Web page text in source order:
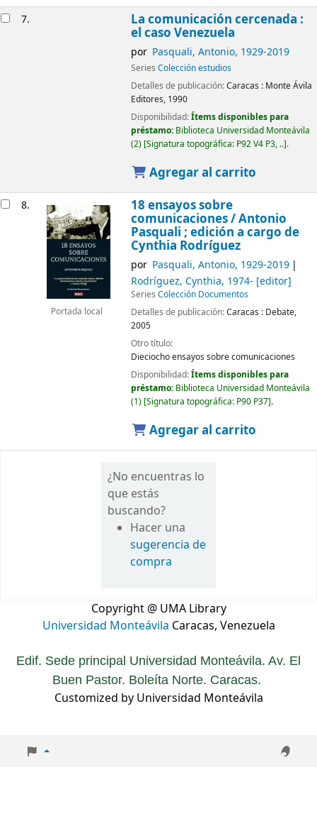
7. La comunicación cercenada :
el caso Venezuela
por Pasquali, Antonio, 1929-2019
Series Colección estudios
Detalles de publicación:Caracas : Monte Ávila
Editores, 1990
Disponibilidad:Ítems disponibles para
préstamo: Biblioteca Universidad Monteávila
(2) Signatura topográfica: P92 V4 P3, .. .
Agregar al carrito
8.
Portada local
18 ensayos sobre
comunicaciones /Antonio
Pasquali ; edición a cargo de
Cynthia Rodríguez
por Pasquali, Antonio, 1929-2019
Rodríguez, Cynthia, 1974- [editor]
Series Colección Documentos
Detalles de publicación:Caracas : Debate,
2005
Otro título:
Dieciocho ensayos sobre comunicaciones
Disponibilidad:Ítems disponibles para
préstamo: Biblioteca Universidad Monteávila
(1) Signatura topográfica: P90 P37 .
Agregar al carrito
¿No encuentras lo
que estás
buscando?
Hacer una
sugerencia de
compra
Copyright @ UMA Library
Universidad Monteávila Caracas, Venezuela
Edif. Sede principal Universidad Monteávila. Av. El
Buen Pastor. Boleíta Norte. Caracas.
Customized by Universidad Monteávila